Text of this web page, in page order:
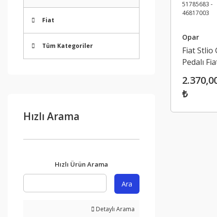
Fiat
Tüm Kategoriler
Hızlı Arama
Hızlı Ürün Arama
Ara
Detaylı Arama
Opar
Fiat Stlio
Pedalı
-
₺